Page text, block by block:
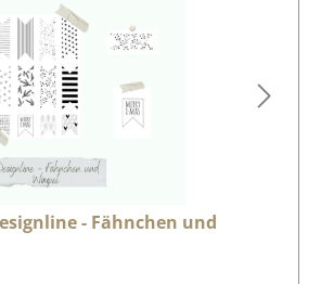
- Fähnchen und